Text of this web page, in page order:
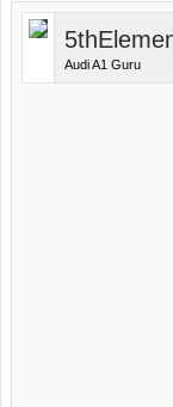
Audi A1 Guru